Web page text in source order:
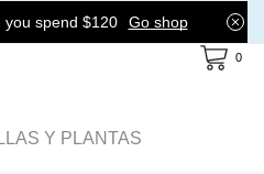
you spend $120 Go shop
0
Y PLANTAS